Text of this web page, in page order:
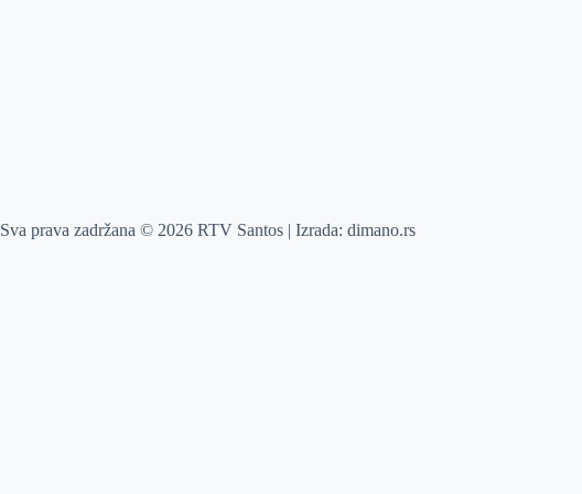
Sva prava zadržana © 2026 RTV Santos | Izrada:dimano.rs